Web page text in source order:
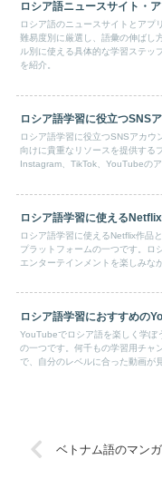
ロシア語ニュースサイト・
ロシア語のニュースサイトとアプ
難易度別に厳選し、語彙の伸ばし
ル別に使える具体的な学習ステッ
を紹介。
ロシア語学習に役立つSNS
ロシア語学習に役立つSNSアカ
向けに貴重なリソースを提供する
Instagram、TikTok、YouTubeの
ロシア語学習に使える
ロシア語学習に使えるNetflix作品
プラットフォームの一つです。ロ
エンターテインメントを楽しみな
ロシア語学習におすすめの
YouTubeでロシア語を楽しく学ぼ
の一つです。何千もの学習用チャ
で、自分のレベルに合った動画が
ベトナム語のマン